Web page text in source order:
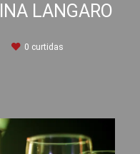
LANGARO
0 curtidas